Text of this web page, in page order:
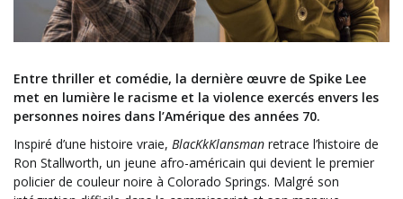
Entre thriller et comédie, la dernière œuvre de Spike Lee
met en lumière le racisme et la violence exercés envers les
personnes noires dans l’Amérique des années 70.
Inspiré d’une histoire vraie, BlacKkKlansman retrace l’histoire de
Ron Stallworth, un jeune afro-américain qui devient le premier
policier de couleur noire à Colorado Springs. Malgré son